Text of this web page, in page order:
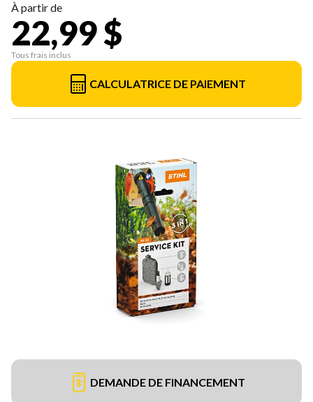
À partir de
22,99 $
Tous frais inclus
CALCULATRICE DE PAIEMENT
DEMANDE DE FINANCEMENT